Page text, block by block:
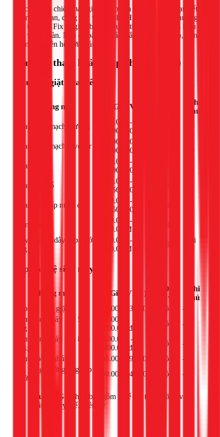
Việc hiểu rõ chiếc máy giặt Sharp của mình sẽ giúp bạn tiết
kiệm thời gian, công sức và chi phí. Hy vọng những hướng
dẫn trên từ 1Fix sẽ giúp bạn sử dụng thiết bị một cách hiệu
quả và an toàn. Nếu có bất kỳ thắc mắc hay sự cố nào, đừng
ngần ngại liên hệ với chúng tôi!
Bảng giá tham khảo (Cập nhật 03/2026)
Sửa máy giặt cửa trên
Hạng mục Giá (VNĐ)
Ghi
chú
Sửa board mạch thường
850.000 -
1.100.000đ
Sửa board mạch inverter
1.100.000 -
1.600.000đ
Thay moto
950.000 -
1.400.000đ
Thay hộp số
650.000 -
1.050.000đ
Thay van cấp nước đôi
650.000 -
1.050.000đ
cái
IC nguồn
550.000 -
650.000đ
cái
Dây nguồn, dây cấp nước,
ống xả
250.000 -
350.000đ
cái
Mỗi
Lắp đặt, vệ sinh máy giặt
Hạng mục Giá (VNĐ)
Đơn
vị
Ghi
chú
Lắp đặt máy giặt
250.000 - 300.000đ bộ
-
Làm đồng máy giặt 5-
8kg
950.000 -
1.200.000đ
bộ
-
Làm đồng máy giặt 8.5-
12kg
1.100.000 -
1.400.000đ
bộ
-
Phục hồi ty nhúng
550.000 - 950.000đ bộ
-
Thi công đường ống cấp
nước
250.000 - 400.000đ bộ -
Lưu ý:
Giá chưa bao gồm thuế giá trị gia tăng và
vật tư thay thế. Liên hệ